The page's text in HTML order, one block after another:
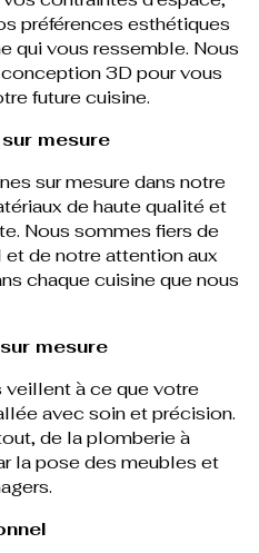
préférences esthétiques
qui vous ressemble. Nous
3D pour vous
future cuisine.
mesure
sur mesure dans notre
de haute qualité et
Nous sommes fiers de
de notre attention aux
chaque cuisine que nous
mesure
veillent à ce que votre
avec soin et précision.
de la plomberie à
la pose des meubles et